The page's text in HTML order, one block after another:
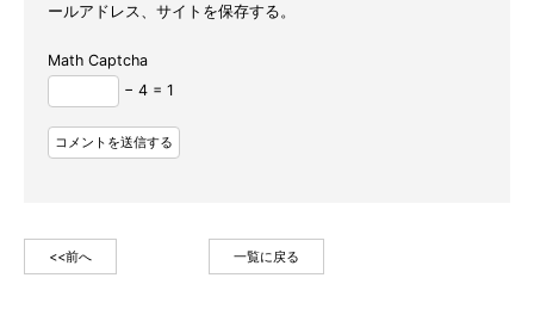
ールアドレス、サイトを保存する。
Math Captcha
− 4 = 1
<<前へ 一覧に戻る